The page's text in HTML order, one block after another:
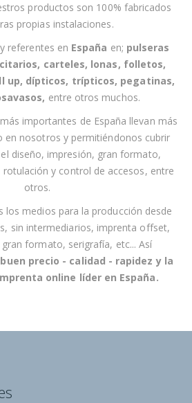
productos son 100% fabricados
propias instalaciones.
referentes en España en; pulseras
carteles, lonas, folletos,
up, dípticos, trípticos, pegatinas,
, entre otros muchos.
más importantes de España llevan más
en nosotros y permitiéndonos cubrir
diseño, impresión, gran formato,
y control de accesos, entre
otros.
los medios para la producción desde
sin intermediarios, imprenta offset,
formato, serigrafía, etc... Así
buen precio - calidad - rapidezy la
online líder en España.